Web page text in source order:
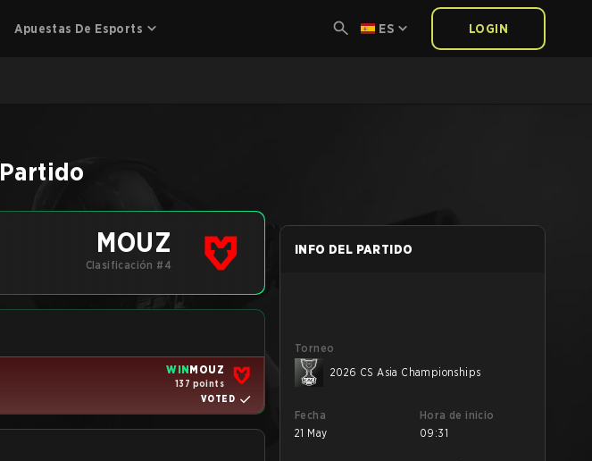
Apuestas De Esports ES LOGIN
Partido
MOUZ
Clasificación #4
WINMOUZ
137 points
VOTED
INFO DEL PARTIDO
Torneo
2026 CS Asia Championships
Fecha
21 May
Hora de inicio
09:31